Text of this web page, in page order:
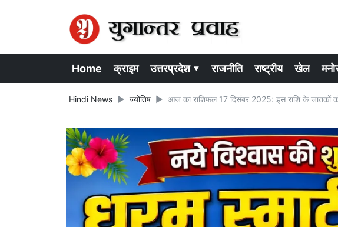
Home क्राइम उत्तरप्रदेश ▾ राजनीति राष्ट्रीय खेल
Hindi News ज्योतिष आज का राशिफल 17 दिसंबर 2025: इस राशि के जातकों